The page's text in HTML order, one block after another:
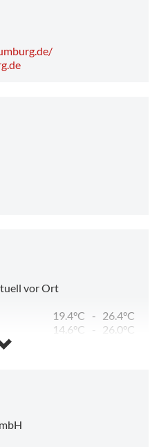
vor Ort
19.4°C - 26.4°C
14.6°C -
26.0°C